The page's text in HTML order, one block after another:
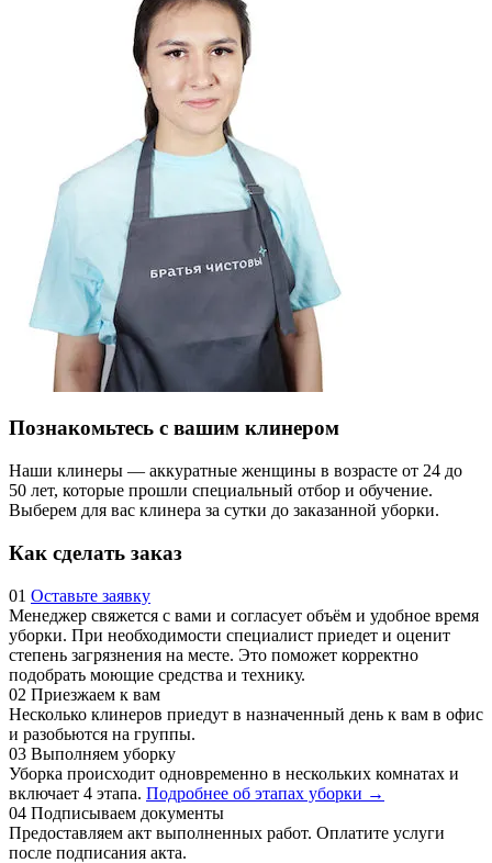
Познакомьтесь с вашим клинером
Наши клинеры — аккуратные женщины в возрасте от 24 до
50 лет, которые прошли специальный отбор и обучение.
Выберем для вас клинера за сутки до заказанной уборки.
Как сделать заказ
01 Оставьте заявку
Менеджер свяжется с вами и согласует объём и удобное время
уборки. При необходимости специалист приедет и оценит
степень загрязнения на месте. Это поможет корректно
подобрать моющие средства и технику.
02 Приезжаем к вам
Несколько клинеров приедут в назначенный день к вам в офис
и разобьются на группы.
03 Выполняем уборку
Уборка происходит одновременно в нескольких комнатах и
включает 4 этапа. Подробнее об этапах уборки →
04 Подписываем документы
Предоставляем акт выполненных работ. Оплатите услуги
после подписания акта.